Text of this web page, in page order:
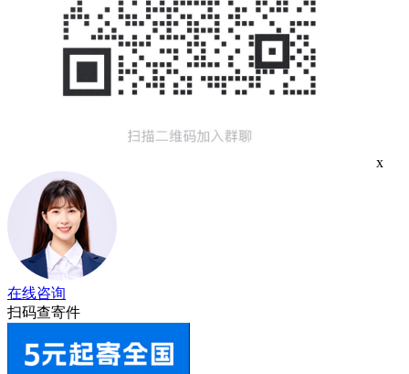
x
在线咨询
扫码查寄件